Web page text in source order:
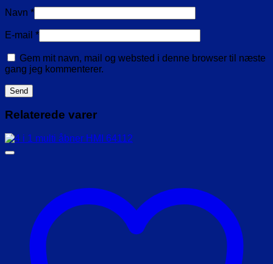
Navn *
E-mail *
Gem mit navn, mail og websted i denne browser til næste
gang jeg kommenterer.
Relaterede varer